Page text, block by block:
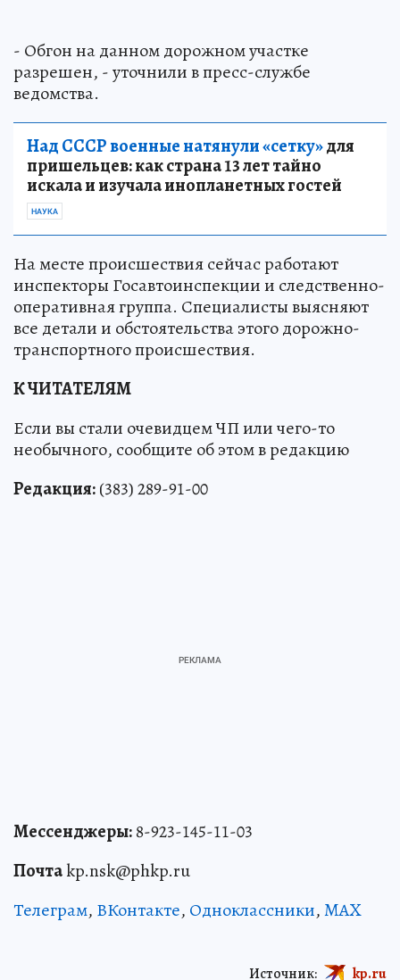
- Обгон на данном дорожном участке
разрешен, - уточнили в пресс-службе
ведомства.
Над СССР военные натянули «сетку»для
пришельцев: как страна 13 лет тайно
искала и изучала инопланетных гостей
НАУКА
На месте происшествия сейчас работают
инспекторы Госавтоинспекции и следственно-
оперативная группа. Специалисты выясняют
все детали и обстоятельства этого дорожно-
транспортного происшествия.
К ЧИТАТЕЛЯМ
Если вы стали очевидцем ЧП или чего-то
необычного, сообщите об этом в редакцию
Редакция:(383) 289-91-00
Мессенджеры:8-923-145-11-03
Почтаkp.nsk@phkp.ru
Телеграм, ВКонтакте, Одноклассники,MAX
Источник: kp.ru